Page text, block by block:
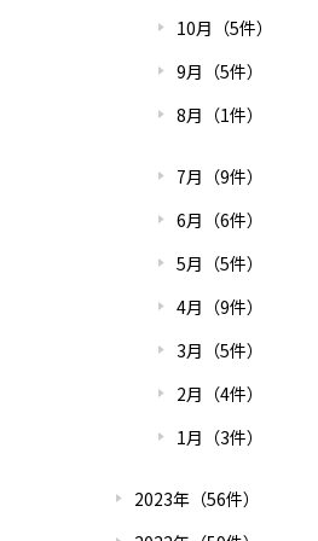
10月（5件）
9月（5件）
8月（1件）
7月（9件）
6月（6件）
5月（5件）
4月（9件）
3月（5件）
2月（4件）
1月（3件）
2023年（56件）